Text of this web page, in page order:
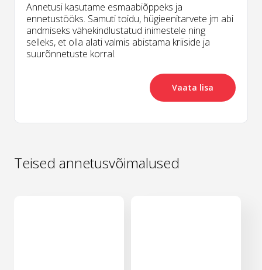
Annetusi kasutame esmaabiõppeks ja
ennetustööks. Samuti toidu, hügieenitarvete jm abi
andmiseks vähekindlustatud inimestele ning
selleks, et olla alati valmis abistama kriiside ja
suurõnnetuste korral.
Vaata lisa
Teised annetusvõimalused